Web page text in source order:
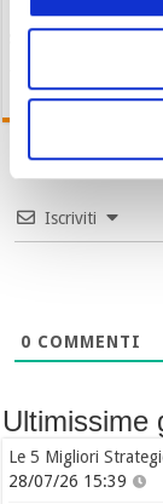
Ricercatore di
settore crypto”,
Iscriviti
0 COMMENTI
Ultimissime
Le 5 Migliori
28/07/26 15:39